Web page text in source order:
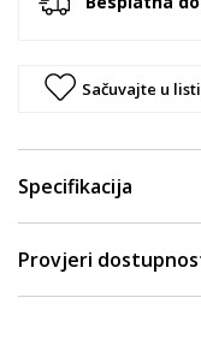
Sačuvajte u
Specifikacija
Provjeri